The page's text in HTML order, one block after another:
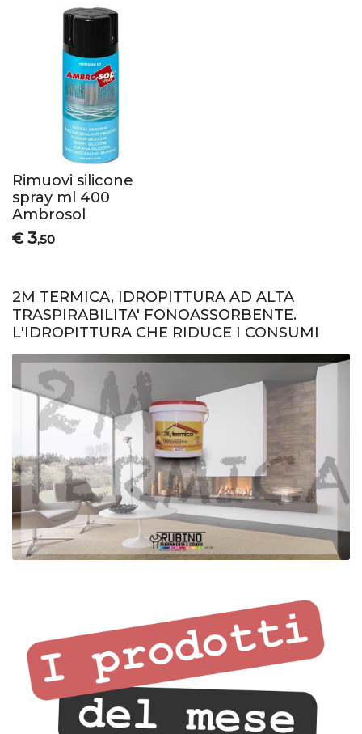
Rimuovi silicone
spray ml 400
Ambrosol
€ 3,50
2M TERMICA, IDROPITTURA AD ALTA
TRASPIRABILITA' FONOASSORBENTE.
L'IDROPITTURA CHE RIDUCE I CONSUMI